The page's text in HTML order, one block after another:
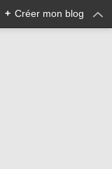
+ Créer mon blog